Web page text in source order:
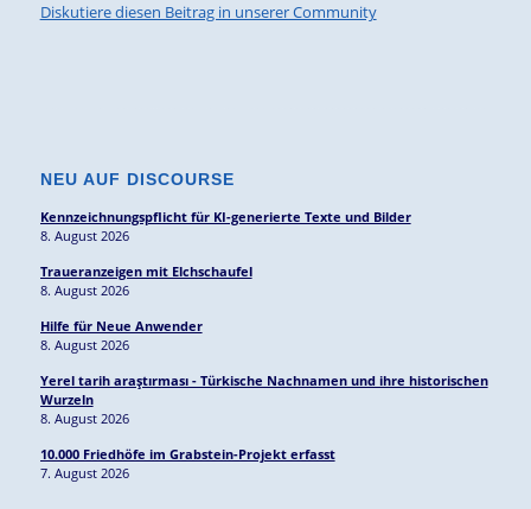
Diskutiere diesen Beitrag in unserer Community
NEU AUF DISCOURSE
Kennzeichnungspflicht für KI-generierte Texte und Bilder
8. August 2026
Traueranzeigen mit Elchschaufel
8. August 2026
Hilfe für Neue Anwender
8. August 2026
Yerel tarih araştırması - Türkische Nachnamen und ihre historischen
Wurzeln
8. August 2026
10.000 Friedhöfe im Grabstein-Projekt erfasst
7. August 2026